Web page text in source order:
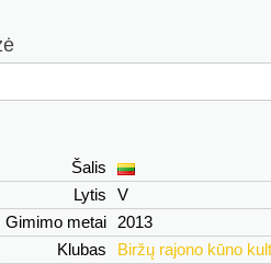
Šalis
Lytis
V
Gimimo metai
2013
Klubas
Biržų rajono kūno